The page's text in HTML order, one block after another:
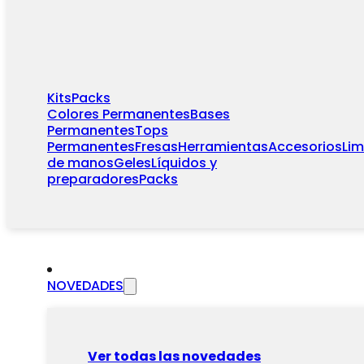
KitsPacks
Colores PermanentesBases
PermanentesTops
PermanentesFresasHerramientasAccesorios
de manosGelesLíquidos y
preparadoresPacks
NOVEDADES
Ver todas las novedades